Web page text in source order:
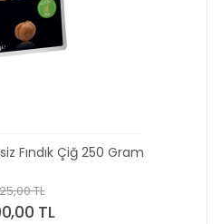
Fındık Çiğ 250 Gram
TL
TL